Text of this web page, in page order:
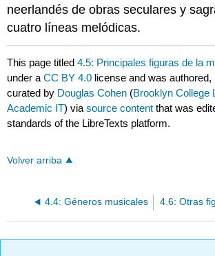
neerlandés de obras seculares y
cuatro líneas melódicas.
This page titled4.5: Principales figuras de la
under aCC BY 4.0 license and was
curated by Douglas Cohen (Brooklyn College
Academic IT) viasource content that was
standards of the LibreTexts platform.
Volver arriba
4.4: Géneros musicales